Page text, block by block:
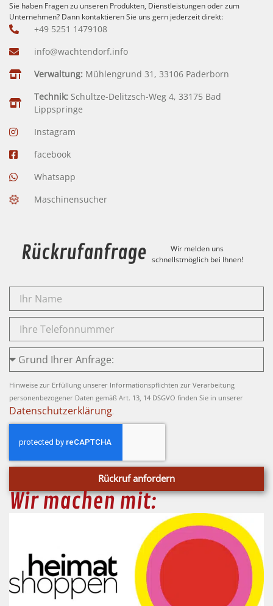
Sie haben Fragen zu unseren Produkten, Dienstleistungen oder zum
Unternehmen? Dann kontaktieren Sie uns gern jederzeit direkt:
+49 5251 1479108
info@wachtendorf.info
Verwaltung: Mühlengrund 31, 33106 Paderborn
Technik: Schultze-Delitzsch-Weg 4, 33175 Bad
Lippspringe
Instagram
facebook
Whatsapp
Maschinensucher
Rückrufanfrage
Wir melden uns
schnellstmöglich bei Ihnen!
Hinweise zur Erfüllung unserer Informationspflichten zur Verarbeitung
personenbezogener Daten gemäß Art. 13, 14 DSGVO finden Sie in unserer
Datenschutzerklärung.
Rückruf anfordern
Wir machen mit: